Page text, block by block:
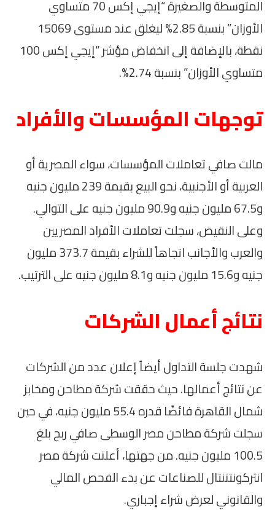
المتوسطة والصغيرة “إيجي إكس 70 متساوي
الأوزان” بنسبة 2.85% ليغلق عند مستوى 15069
نقطة، بالإضافة إلى انخفاض مؤشر “إيجي إكس 100
متساوي الأوزان” بنسبة 2.74%.
توجهات المؤسسات والأفراد
مالت صافي تعاملات المؤسسات، سواء المصرية أو
العربية أو الأجنبية، نحو البيع بقيمة 239 مليون جنيه
و67.5 مليون جنيه و90.9 مليون جنيه على التوالي.
وعلى النقيض، سجلت تعاملات الأفراد المصريين
والعرب والأجانب اتجاهاً للشراء بقيمة 373.7 مليون
جنيه و15.6 مليون جنيه و8.1 مليون جنيه على الترتيب.
نتائج أعمال الشركات
شهدت جلسة التداول أيضاً إعلان عدد من الشركات
عن نتائج أعمالها. حيث حققت شركة مطاحن ومخابز
شمال القاهرة فائضًا قدره 55.4 مليون جنيه، في حين
سجلت شركة مطاحن مصر الوسطى صافي ربح بلغ
100.5 مليون جنيه. من جهتها، أعلنت شركة مصر
انتركونتننتال للصناعات عن بدء الفحص المالي
والقانوني لعرض شراء إجباري.